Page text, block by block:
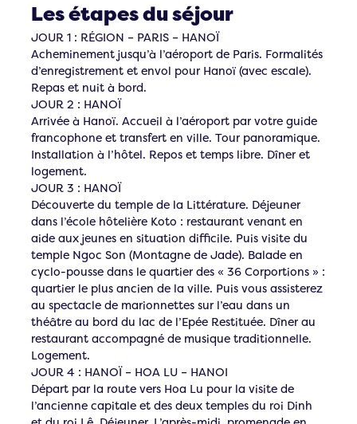
Les étapes du séjour
JOUR 1 : RÉGION – PARIS – HANOÏ
Acheminement jusqu’à l’aéroport de Paris. Formalités
d’enregistrement et envol pour Hanoï (avec escale).
Repas et nuit à bord.
JOUR 2 : HANOÏ
Arrivée à Hanoï. Accueil à l’aéroport par votre guide
francophone et transfert en ville. Tour panoramique.
Installation à l’hôtel. Repos et temps libre. Dîner et
logement.
JOUR 3 : HANOÏ
Découverte du temple de la Littérature. Déjeuner
dans l’école hôtelière Koto : restaurant venant en
aide aux jeunes en situation difficile. Puis visite du
temple Ngoc Son (Montagne de Jade). Balade en
cyclo-pousse dans le quartier des « 36 Corportions » :
quartier le plus ancien de la ville. Puis vous assisterez
au spectacle de marionnettes sur l’eau dans un
théâtre au bord du lac de l’Epée Restituée. Dîner au
restaurant accompagné de musique traditionnelle.
Logement.
JOUR 4 : HANOÏ – HOA LU – HANOI
Départ par la route vers Hoa Lu pour la visite de
l’ancienne capitale et des deux temples du roi Dinh